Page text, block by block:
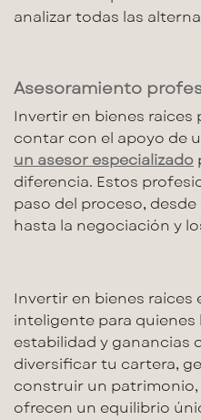
analizar todas las
Asesoramiento
Invertir en bienes raíces
contar con el apoyo de
un asesor especializado
diferencia. Estos
paso del proceso,
hasta la negociación y
Invertir en bienes raíces
inteligente para
estabilidad y ganancias
diversificar tu cartera,
construir un patrimonio,
ofrecen un equilibrio